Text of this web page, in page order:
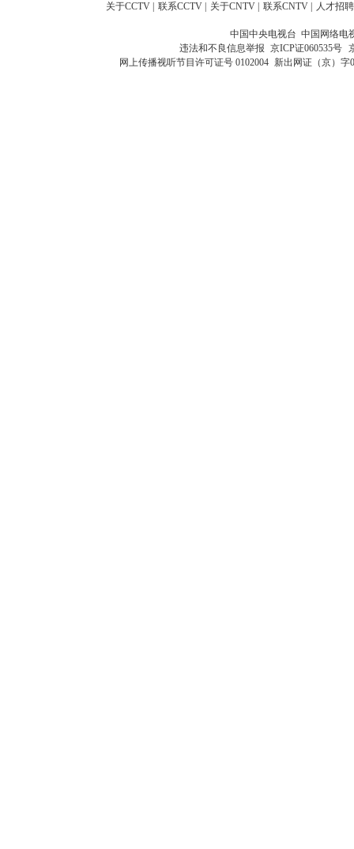
关于CCTV 联系CCTV 关于CNTV 联系CNTV 人才招聘
中国中央电视台 中国网络电
违法和不良信息举报 京ICP证060535号
网上传播视听节目许可证号 0102004 新出网证（京）